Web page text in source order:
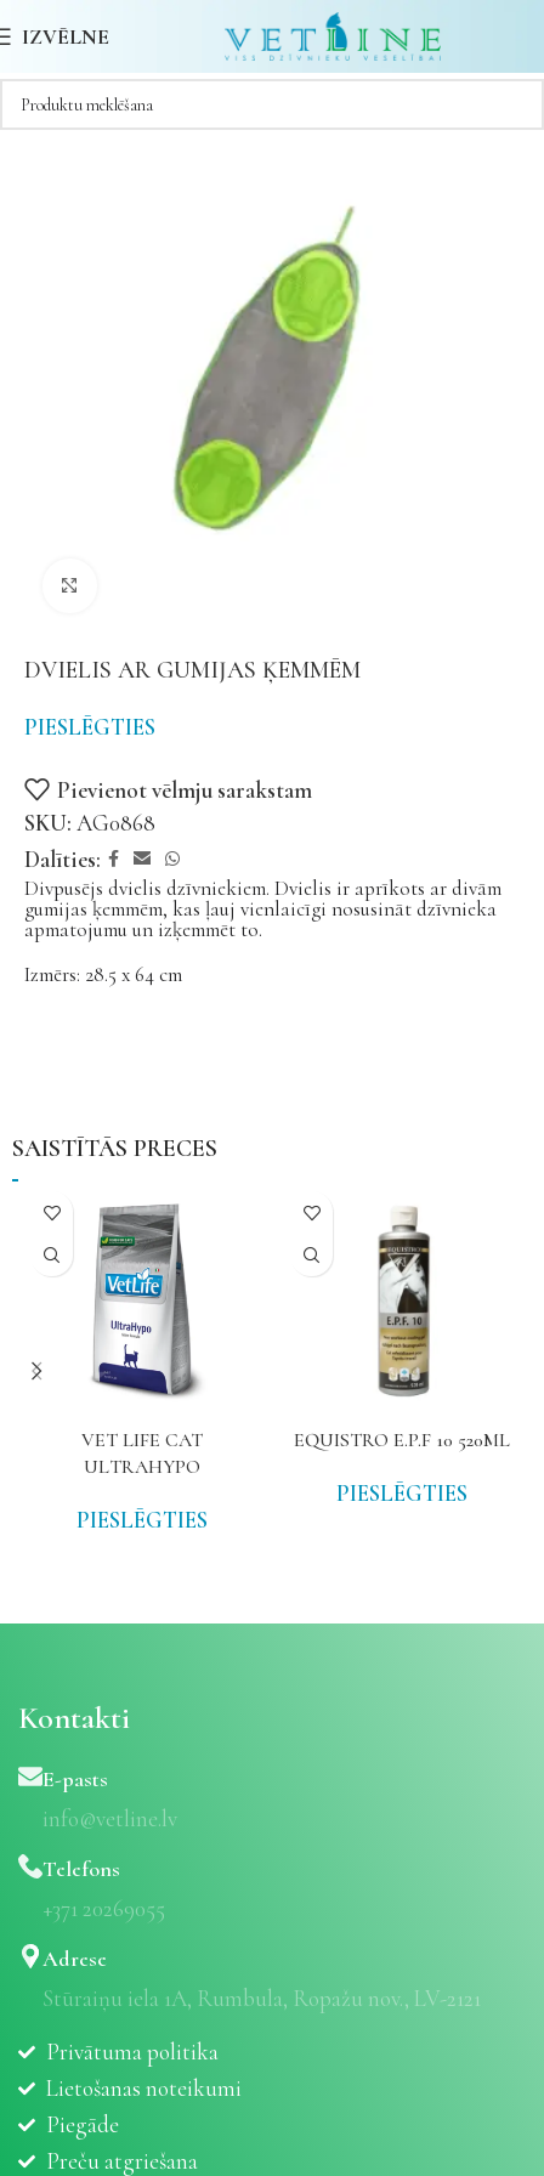
IZVĒLNE
DVIELIS AR GUMIJAS ĶEMMĒM
PIESLĒGTIES
Pievienot vēlmju sarakstam
SKU: AG0868
Dalīties:
Divpusējs dvielis dzīvniekiem. Dvielis ir aprīkots ar divām
gumijas ķemmēm, kas ļauj vienlaicīgi nosusināt dzīvnieka
apmatojumu un izķemmēt to.
Izmērs: 28.5 x 64 cm
SAISTĪTĀS PRECES
VET LIFE CAT
ULTRAHYPO
PIESLĒGTIES
EQUISTRO E.P.F 10 520ML
PIESLĒGTIES
Kontakti
E-pasts
info@vetline.lv
Telefons
+371 20269055
Adrese
Stūraiņu iela 1A, Rumbula, Ropažu nov., LV-2121
Privātuma politika
Lietošanas noteikumi
Piegāde
Preču atgriešana